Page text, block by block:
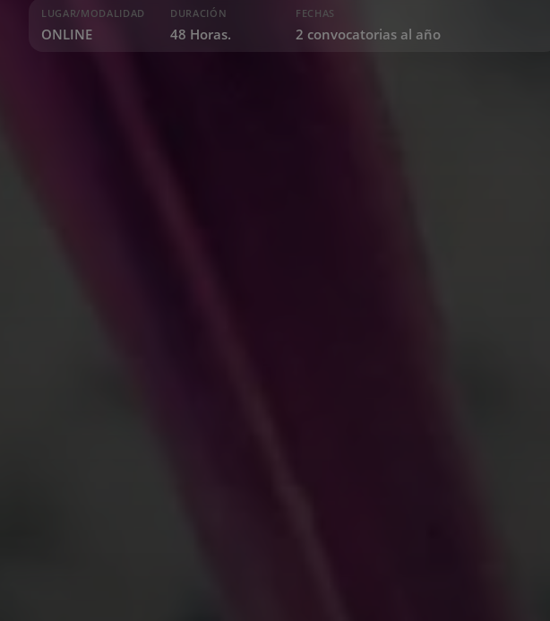
LUGAR/MODALIDAD
ONLINE
DURACIÓN
48 Horas.
FECHAS
2 convocatorias al año